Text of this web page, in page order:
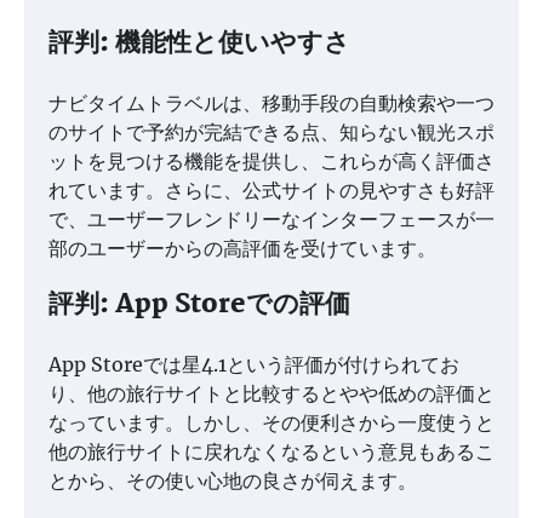
評判: 機能性と使いやすさ
ナビタイムトラベルは、移動手段の自動検索や一つ
のサイトで予約が完結できる点、知らない観光スポ
ットを見つける機能を提供し、これらが高く評価さ
れています。さらに、公式サイトの見やすさも好評
で、ユーザーフレンドリーなインターフェースが一
部のユーザーからの高評価を受けています。
評判: App Storeでの評価
App Storeでは星4.1という評価が付けられてお
り、他の旅行サイトと比較するとやや低めの評価と
なっています。しかし、その便利さから一度使うと
他の旅行サイトに戻れなくなるという意見もあるこ
とから、その使い心地の良さが伺えます。